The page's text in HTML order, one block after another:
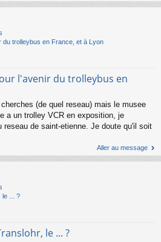
du trolleybus en France, et à Lyon
l'avenir du trolleybus en
(de quel reseau) mais le musee
a un trolley VCR en exposition, je
reseau de saint-etienne. Je doute qu'il soit
Aller au message
le ... ?
le ... ?